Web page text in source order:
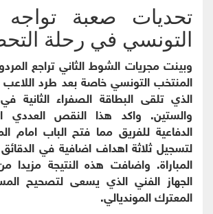
تحديات صعبة تواجه
التونسي في رحلة
وبينت مجريات الشوط الثاني تراجع
المنتخب التونسي خاصة بعد طرد اللاعب
الذي تلقى البطاقة الصفراء الثانية في
والستين. واكد هذا النقص العددي
الدفاعية للفريق مما فتح الباب امام
لتسجيل ثلاثة اهداف اضافية في
المباراة. واضافت هذه النتيجة
الجهاز الفني الذي يسعى لتصحيح
المعترك المونديالي.